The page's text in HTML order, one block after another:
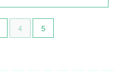
ールなど、詳しくお伝えします。
頭脳王2020年優勝の木戸直人さ
んのプロフィール血液型は？ 名
前：木戸直人（きどなおと） 高
4 5